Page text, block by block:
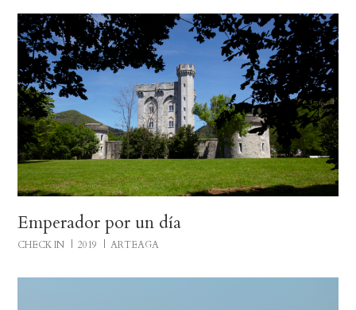
Emperador por un día
CHECK IN 2019 ARTEAGA